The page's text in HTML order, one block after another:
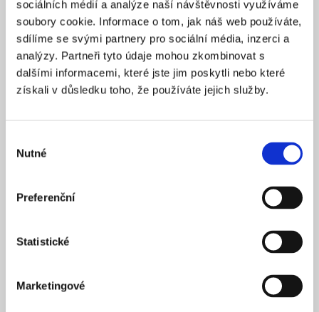
sociálních médií a analýze naší návštěvnosti využíváme
soubory cookie. Informace o tom, jak náš web používáte,
sdílíme se svými partnery pro sociální média, inzerci a
analýzy. Partneři tyto údaje mohou zkombinovat s
dalšími informacemi, které jste jim poskytli nebo které
získali v důsledku toho, že používáte jejich služby.
souhlasu
Nutné
Preferenční
Statistické
Marketingové
ZALOŽENO 2025
CENA OD * 15 900 Kč
REZERVOVAT
20 000 Kč
Praha 1
ZALOŽENO 2025
NÁZEV SPOLEČNOSTI